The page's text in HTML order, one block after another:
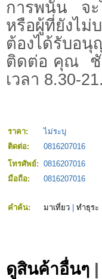
การพนัน จะ
หรือผู้ที่ยังไ
ต้องได้รับอนุ
ติดต่อ คุณ ชั
เวลา 8.30-
ราคา: ไม่ระบุ
ติดต่อ:
0816207016
โทรศัพย์: 0816207016
มือถือ:
0816207016
คำค้น: มาเที่ยว ทำธุระ
ดูสินค้าอื่นๆ |